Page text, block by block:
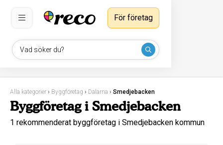
Vad söker du?
För företag
Alla kategorier › Byggföretag › Dalarna › Smedjebacken
Byggföretag i Smedjebacken
1 rekommenderat byggföretag i Smedjebacken kommun